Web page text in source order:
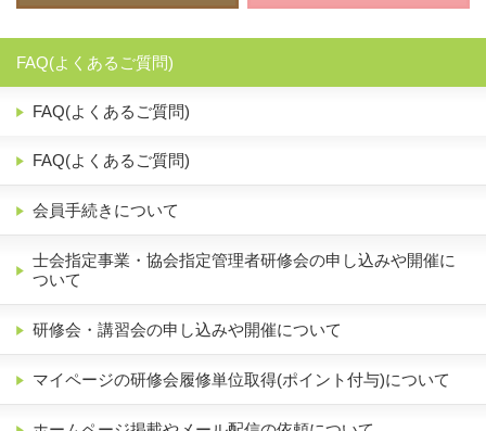
FAQ(よくあるご質問)
FAQ(よくあるご質問)
FAQ(よくあるご質問)
会員手続きについて
士会指定事業・協会指定管理者研修会の申し込みや開催に
ついて
研修会・講習会の申し込みや開催について
マイページの研修会履修単位取得(ポイント付与)について